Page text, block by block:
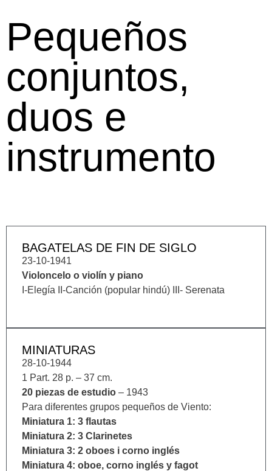
Pequeños
conjuntos,
duos e
instrumento
BAGATELAS DE FIN DE SIGLO
23-10-1941
Violoncelo o violín y piano
I-Elegía II-Canción (popular hindú) III- Serenata
MINIATURAS
28-10-1944
1 Part. 28 p. – 37 cm.
20 piezas de estudio – 1943
Para diferentes grupos pequeños de Viento:
Miniatura 1: 3 flautas
Miniatura 2: 3 Clarinetes
Miniatura 3: 2 oboes i corno inglés
Miniatura 4: oboe, corno inglés y fagot